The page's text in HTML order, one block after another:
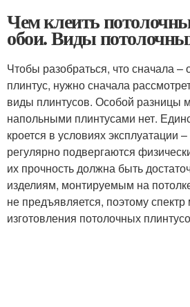
Чем клеить
обои. Виды
Чтобы разобраться, что сначала
плинтус, нужно сначала
виды плинтусов. Особой разницы
напольными плинтусами нет.
кроется в условиях эксплуатации
регулярно подвергаются
их прочность должна быть
изделиям, монтируемым на
не предъявляется, поэтому
изготовления потолочных